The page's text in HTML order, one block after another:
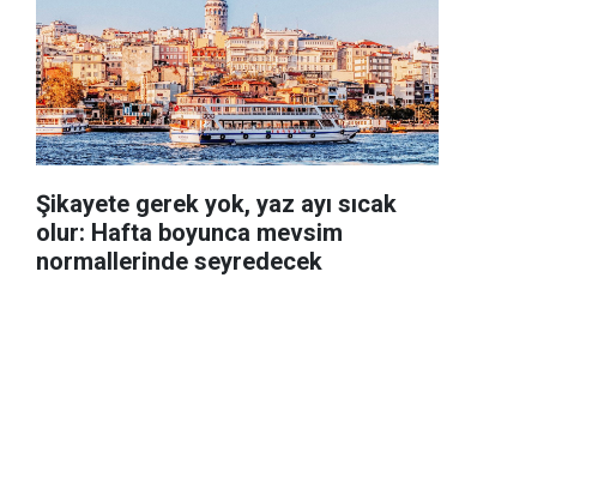
Şikayete gerek yok, yaz ayı sıcak
olur: Hafta boyunca mevsim
normallerinde seyredecek